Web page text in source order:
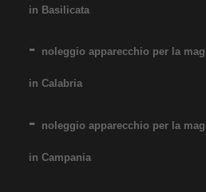
in Basilicata
noleggio apparecchio per la
in Calabria
noleggio apparecchio per la
in Campania